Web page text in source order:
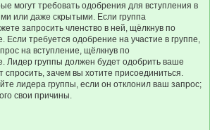
могут требовать одобрения для вступления в
или даже скрытыми. Если группа
запросить членство в ней, щёлкнув по
Если требуется одобрение на участие в группе,
на вступление, щёлкнув по
Лидер группы должен будет одобрить ваше
спросить, зачем вы хотите присоединиться.
лидера группы, если он отклонил ваш запрос;
свои причины.